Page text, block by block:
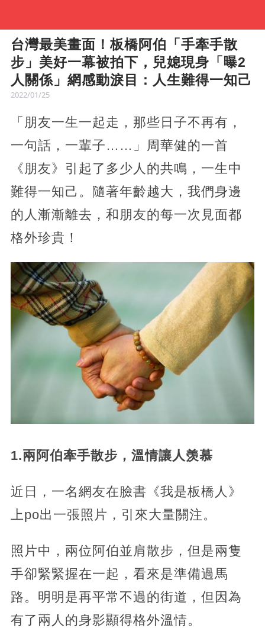
台灣最美畫面！板橋阿伯「手牽手散
步」美好一幕被拍下，兒媳現身「曝2
人關係」網感動淚目：人生難得一知己
2022/01/25
「朋友一生一起走，那些日子不再有，
一句話，一輩子……」周華健的一首
《朋友》引起了多少人的共鳴，一生中
難得一知己。隨著年齡越大，我們身邊
的人漸漸離去，和朋友的每一次見面都
格外珍貴！
1.兩阿伯牽手散步，溫情讓人羡慕
近日，一名網友在臉書《我是板橋人》
上po出一張照片，引來大量關注。
照片中，兩位阿伯並肩散步，但是兩隻
手卻緊緊握在一起，看來是準備過馬
路。明明是再平常不過的街道，但因為
有了兩人的身影顯得格外溫情。